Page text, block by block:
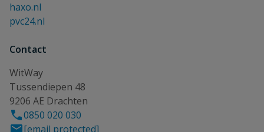
haxo.nl
pvc24.nl
Contact
WitWay
Tussendiepen 48
9206 AE Drachten
0850 020 030
[email protected]